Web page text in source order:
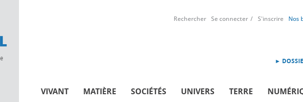
Rechercher Se connecter S'inscrire Nos
►
VIVANT MATIÈRE SOCIÉTÉS UNIVERS TERRE